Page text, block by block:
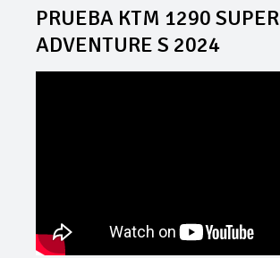
PRUEBA KTM 1290 SUPER
ADVENTURE S 2024